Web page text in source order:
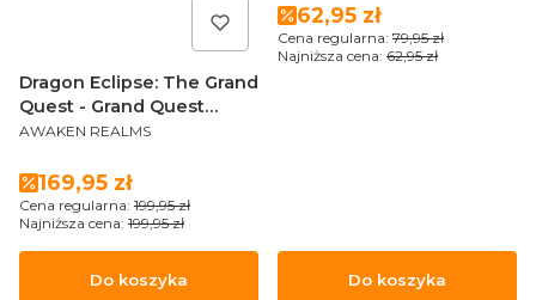
Dragon Eclipse: The Grand
Quest - Grand Quest
Terrain Miniature Pack
PRODUCENT
AWAKEN REALMS
Cena promocyjna
169,95 zł
Cena regularna: 199,95 zł
Najniższa cena: 199,95 zł
Do koszyka
Cena promocyjna
62,95 zł
Cena regularna: 79,95 zł
Najniższa cena: 62,95 zł
Do koszyka